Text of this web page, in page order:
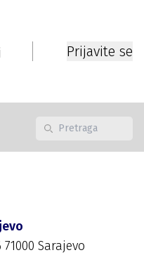
Prijavite se
Sarajevo